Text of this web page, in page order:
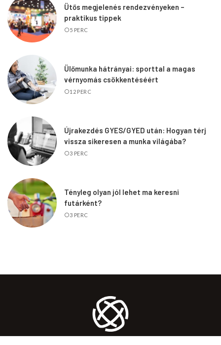
Ütős megjelenés rendezvényeken –
praktikus tippek
5 PERC
Ülőmunka hátrányai: sporttal a magas
vérnyomás csökkentéséért
12 PERC
Újrakezdés GYES/GYED után: Hogyan térj
vissza sikeresen a munka világába?
3 PERC
Tényleg olyan jól lehet ma keresni
futárként?
3 PERC